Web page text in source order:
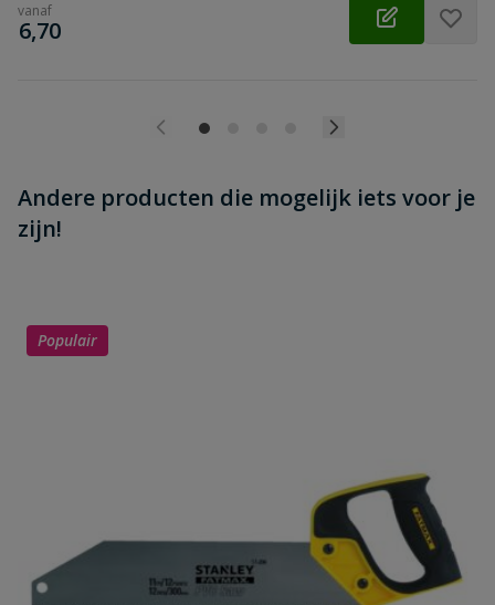
vanaf
€
6,70
Andere producten die mogelijk iets voor je
zijn!
Populair